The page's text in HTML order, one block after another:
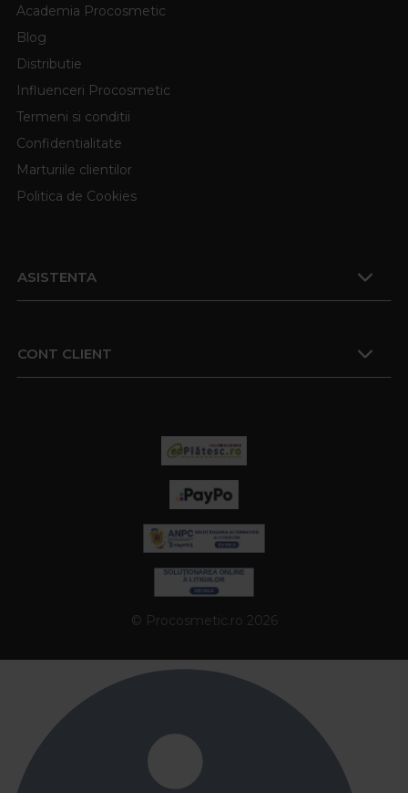
Academia Procosmetic
Blog
Distributie
Influenceri Procosmetic
Termeni si conditii
Confidentialitate
Marturiile clientilor
Politica de Cookies
ASISTENTA
CONT CLIENT
© Procosmetic.ro 2026